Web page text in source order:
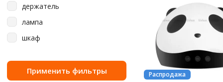
держатель
лампа
шкаф
Распродажа